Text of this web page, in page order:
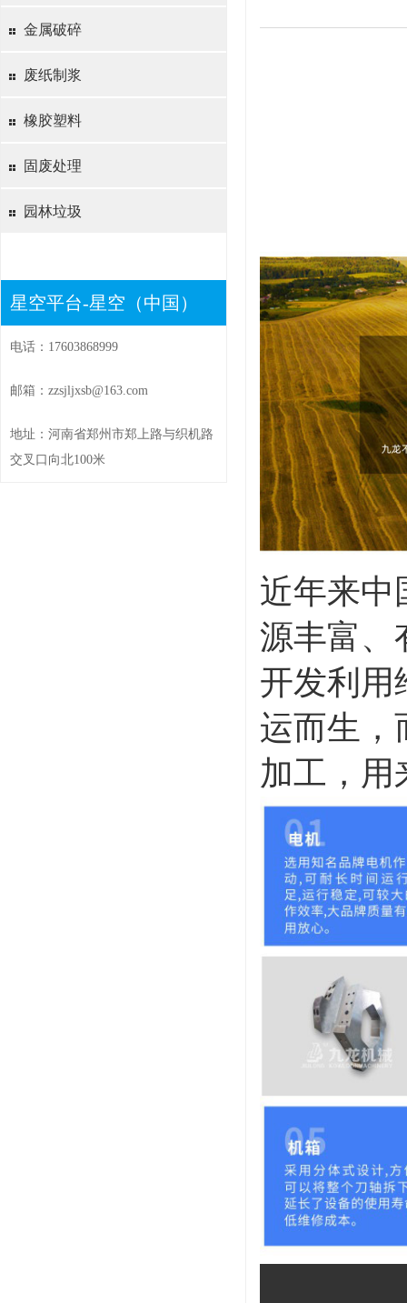
金属破碎
废纸制浆
橡胶塑料
固废处理
园林垃圾
星空平台-星空（中国）
电话：17603868999
邮箱：zzsjljxsb@163.com
地址：河南省郑州市郑上路与织机路
交叉口向北100米
近年来中
源丰富、
开发利用
运而生，
加工，用